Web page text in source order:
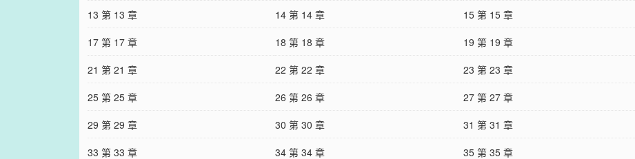
13 第 13 章
14 第 14 章 15 第 15 章
17 第 17 章
18 第 18 章 19 第 19 章
21 第 21 章
22 第 22 章 23 第 23 章
25 第 25 章
26 第 26 章 27 第 27 章
29 第 29 章
30 第 30 章 31 第 31 章
33 第 33 章
34 第 34 章 35 第 35 章